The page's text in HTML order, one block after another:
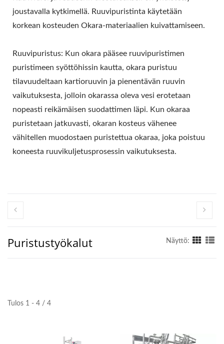
TOFUNVALMISTUSKONE,
TOFUN LAITTEET,
TOFUTEHDAS,
TOFUKONE, MYYTÄVÄ
TOFUKONE,
TOFUKONEEN
VALMISTAJA,
TOFUKONEEN
TOFUVALMISTAJA,
joustavalla kytkimellä. Ruuvipuristinta käytetään
korkean kosteuden Okara-materiaalien kuivattamiseen.
Ruuvipuristus: Kun okara pääsee ruuvipuristimen
puristimeen syöttöhissin kautta, okara puristuu
tilavuudeltaan kartioruuvin ja pienentävän ruuvin
vaikutuksesta, jolloin okarassa oleva vesi erotetaan
nopeasti reikämäisen suodattimen läpi. Kun okaraa
puristetaan jatkuvasti, okaran kosteus vähenee
vähitellen muodostaen puristettua okaraa, joka poistuu
koneesta ruuvikuljetusprosessin vaikutuksesta.
Puristustyökalut Näyttö:
Tulos 1 - 4 / 4